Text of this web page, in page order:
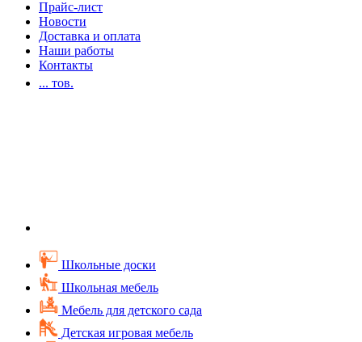
Прайс-лист
Новости
Доставка и оплата
Наши работы
Контакты
... тов.
Школьные доски
Школьная мебель
Мебель для детского сада
Детская игровая мебель